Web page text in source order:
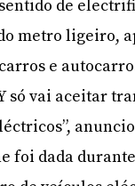
de
metro ligeiro,
e
só vai aceitar
foi dada